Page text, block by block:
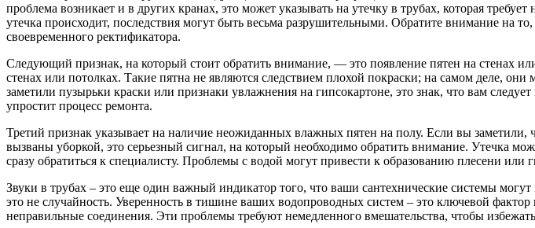
проблема возникает и в других кранах, это может указывать на утечку в трубах, которая
утечка происходит, последствия могут быть весьма разрушительными. Обратите внимание на
своевременного ректификатора.
Следующий признак, на который стоит обратить внимание, — это появление пятен на стенах
стенах или потолках. Такие пятна не являются следствием плохой покраски; на самом деле,
заметили пузырьки краски или признаки увлажнения на гипсокартоне, это знак, что вам
упростит процесс ремонта.
Третий признак указывает на наличие неожиданных влажных пятен на полу. Если вы
вызваны уборкой, это серьезный сигнал, на который необходимо обратить внимание. Утечка
сразу обратиться к специалисту. Проблемы с водой могут привести к образованию плесени
Звуки в трубах – это еще один важный индикатор того, что ваши сантехнические системы
это не случайность. Уверенность в тишине ваших водопроводных систем – это ключевой
неправильные соединения. Эти проблемы требуют немедленного вмешательства, чтобы